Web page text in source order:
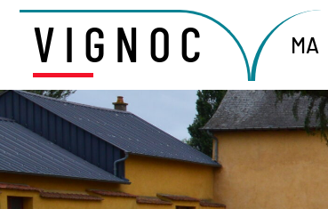
VIGNOC MA